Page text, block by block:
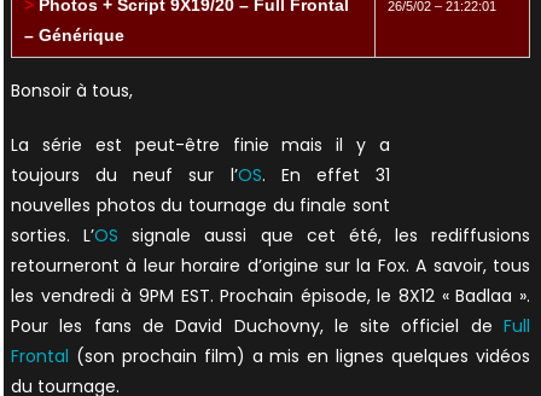
>Photos + Script 9X19/20 – Full Frontal
– Générique
26/5/02 – 21:22:01
Bonsoir à tous,
La série est peut-être finie mais il y a
toujours du neuf sur l’OS. En effet 31
nouvelles photos du tournage du finale sont
sorties. L’OS signale aussi que cet été, les rediffusions
retourneront à leur horaire d’origine sur la Fox. A savoir, tous
les vendredi à 9PM EST. Prochain épisode, le 8X12 « Badlaa ».
Pour les fans de David Duchovny, le site officiel deFull
Frontal (son prochain film) a mis en lignes quelques vidéos
du tournage.